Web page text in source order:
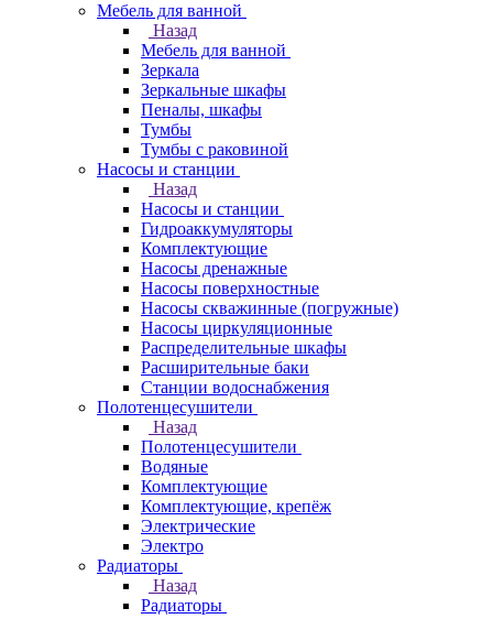
Мебель для ванной
Назад
Мебель для ванной
Зеркала
Зеркальные шкафы
Пеналы, шкафы
Тумбы
Тумбы с раковиной
Насосы и станции
Назад
Насосы и станции
Гидроаккумуляторы
Комплектующие
Насосы дренажные
Насосы поверхностные
Насосы скважинные (погружные)
Насосы циркуляционные
Распределительные шкафы
Расширительные баки
Станции водоснабжения
Полотенцесушители
Назад
Полотенцесушители
Водяные
Комплектующие
Комплектующие, крепёж
Электрические
Электро
Радиаторы
Назад
Радиаторы